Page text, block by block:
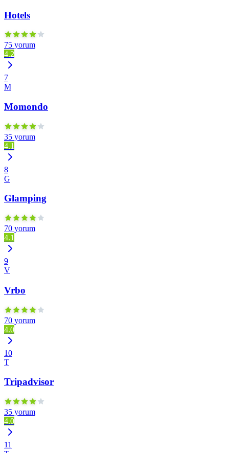
Hotels
75 yorum
4.2
7
M
Momondo
35 yorum
4.1
8
G
Glamping
70 yorum
4.1
9
V
Vrbo
70 yorum
4.0
10
T
Tripadvisor
35 yorum
4.0
11